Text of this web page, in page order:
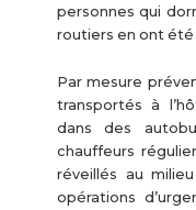
personnes qui
routiers en ont été
Par mesure
transportés à
dans des
chauffeurs
réveillés au
opérations